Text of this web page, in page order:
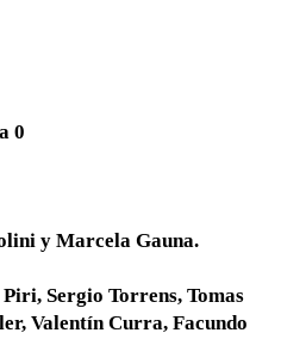
0
y Marcela Gauna.
Sergio Torrens, Tomas
Valentín Curra, Facundo